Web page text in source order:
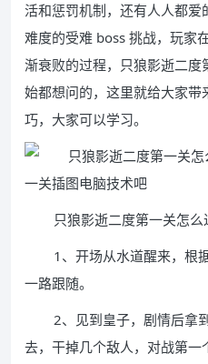
活和惩罚机制，还有人人都
难度的受难 boss 挑战，玩家
渐衰败的过程，只狼影逝二
始都想问的，这里就给大家
巧，大家可以学习。
只狼影逝二度第一关怎么
1、开场从水道醒来，根
一路跟随。
2、见到皇子，剧情后拿
去，干掉几个敌人，对战第